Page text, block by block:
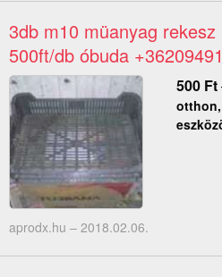
3db m10 müanyag
500ft/db óbuda
500 Ft
otthon,
aprodx.hu – 2018.02.06.